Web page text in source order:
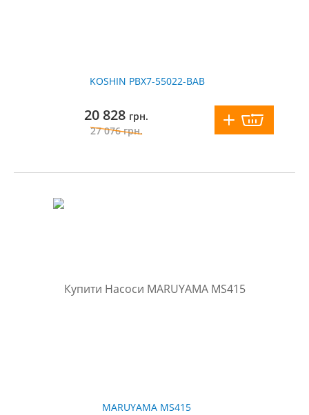
KOSHIN PBX7-55022-BAB
20 828 грн.
27 076грн.
MARUYAMA MS415